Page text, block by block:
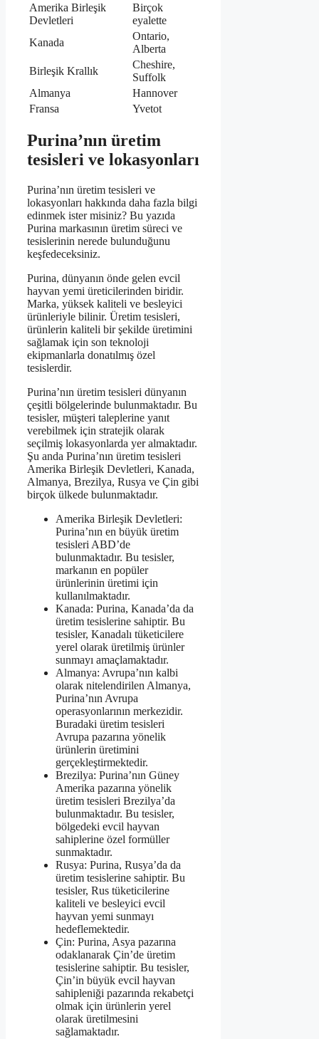
Amerika Birleşik
Devletleri
Birçok
eyalette
Kanada
Ontario,
Alberta
Birleşik Krallık
Cheshire,
Suffolk
Almanya
Hannover
Fransa
Yvetot
Purina’nın üretim
tesisleri ve lokasyonları
Purina’nın üretim tesisleri ve
lokasyonları hakkında daha fazla bilgi
edinmek ister misiniz? Bu yazıda
Purina markasının üretim süreci ve
tesislerinin nerede bulunduğunu
keşfedeceksiniz.
Purina, dünyanın önde gelen evcil
hayvan yemi üreticilerinden biridir.
Marka, yüksek kaliteli ve besleyici
ürünleriyle bilinir. Üretim tesisleri,
ürünlerin kaliteli bir şekilde üretimini
sağlamak için son teknoloji
ekipmanlarla donatılmış özel
tesislerdir.
Purina’nın üretim tesisleri dünyanın
çeşitli bölgelerinde bulunmaktadır. Bu
tesisler, müşteri taleplerine yanıt
verebilmek için stratejik olarak
seçilmiş lokasyonlarda yer almaktadır.
Şu anda Purina’nın üretim tesisleri
Amerika Birleşik Devletleri, Kanada,
Almanya, Brezilya, Rusya ve Çin gibi
birçok ülkede bulunmaktadır.
Amerika Birleşik Devletleri:
Purina’nın en büyük üretim
tesisleri ABD’de
bulunmaktadır. Bu tesisler,
markanın en popüler
ürünlerinin üretimi için
kullanılmaktadır.
Kanada: Purina, Kanada’da da
üretim tesislerine sahiptir. Bu
tesisler, Kanadalı tüketicilere
yerel olarak üretilmiş ürünler
sunmayı amaçlamaktadır.
Almanya: Avrupa’nın kalbi
olarak nitelendirilen Almanya,
Purina’nın Avrupa
operasyonlarının merkezidir.
Buradaki üretim tesisleri
Avrupa pazarına yönelik
ürünlerin üretimini
gerçekleştirmektedir.
Brezilya: Purina’nın Güney
Amerika pazarına yönelik
üretim tesisleri Brezilya’da
bulunmaktadır. Bu tesisler,
bölgedeki evcil hayvan
sahiplerine özel formüller
sunmaktadır.
Rusya: Purina, Rusya’da da
üretim tesislerine sahiptir. Bu
tesisler, Rus tüketicilerine
kaliteli ve besleyici evcil
hayvan yemi sunmayı
hedeflemektedir.
Çin: Purina, Asya pazarına
odaklanarak Çin’de üretim
tesislerine sahiptir. Bu tesisler,
Çin’in büyük evcil hayvan
sahipleniği pazarında rekabetçi
olmak için ürünlerin yerel
olarak üretilmesini
sağlamaktadır.